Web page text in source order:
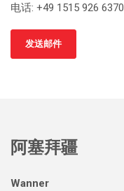
电话: +49 1515 926 6370
发送邮件
阿塞拜疆
Wanner